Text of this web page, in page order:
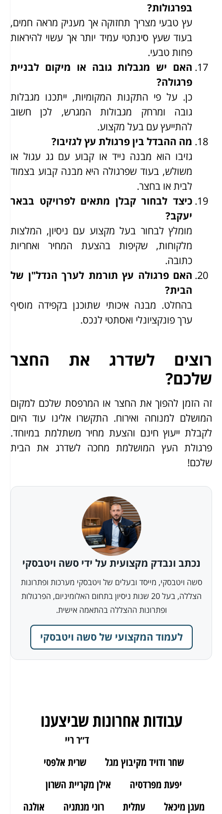
בפרגולות?
עץ טבעי מצריך תחזוקה אך מעניק מראה חמים,
בעוד שעץ סינתטי עמיד יותר אך עשוי להיראות
פחות טבעי.
האם יש מגבלות גובה או מיקום לבניית
פרגולה?
כן. על פי התקנות המקומיות, ייתכנו מגבלות
גובה ומרחק מגבולות המגרש, לכן חשוב
להתייעץ עם בעל מקצוע.
מה ההבדל בין פרגולת עץ לגזיבו?
גזיבו הוא מבנה נייד או קבוע עם גג עגול או
משולש, בעוד שפרגולה היא מבנה קבוע בצמוד
לבית או בחצר.
כיצד לבחור קבלן מתאים לפרויקט בבאר
יעקב?
מומלץ לבחור בעל מקצוע עם ניסיון, המלצות
מלקוחות, שקיפות בהצעת המחיר ואחריות
כתובה.
האם פרגולה עץ תורמת לערך הנדל"ן של
הבית?
בהחלט. מבנה איכותי שתוכנן בקפידה מוסיף
ערך פונקציונלי ואסתטי לנכס.
רוצים לשדרג את החצר
שלכם?
זה הזמן להפוך את החצר או המרפסת שלכם למקום
המושלם למנוחה ואירוח. התקשרו אלינו עוד היום
לקבלת ייעוץ חינם והצעת מחיר משתלמת במיוחד.
פרגולת העץ המושלמת מחכה לשדרג את הבית
שלכם!
נכתב ונבדק מקצועית על ידי סשה ויטבסקי
סשה ויטבסקי, מייסד ובעלים של ויטבסקי מערכות ופתרונות
הצללה, בעל 20 שנות ניסיון בתחום האלומיניום, הפרגולות
ופתרונות ההצללה בהתאמה אישית.
לעמוד המקצועי של סשה ויטבסקי
עבודות אחרונות שביצענו
ד״ר ריי
שחר ודויד מקיבוץ מגל
שרית אלפסי
יפעת מפרדסיה
אילן מקריית השרון
מעגן מיכאל
עתלית רוני מנתניה
אולגה